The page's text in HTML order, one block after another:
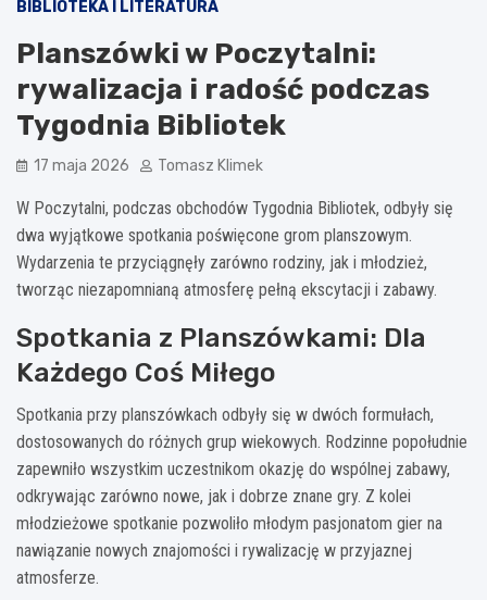
BIBLIOTEKA I LITERATURA
Planszówki w Poczytalni:
rywalizacja i radość podczas
Tygodnia Bibliotek
17 maja 2026 Tomasz Klimek
W Poczytalni, podczas obchodów Tygodnia Bibliotek, odbyły się
dwa wyjątkowe spotkania poświęcone grom planszowym.
Wydarzenia te przyciągnęły zarówno rodziny, jak i młodzież,
tworząc niezapomnianą atmosferę pełną ekscytacji i zabawy.
Spotkania z Planszówkami: Dla
Każdego Coś Miłego
Spotkania przy planszówkach odbyły się w dwóch formułach,
dostosowanych do różnych grup wiekowych. Rodzinne popołudnie
zapewniło wszystkim uczestnikom okazję do wspólnej zabawy,
odkrywając zarówno nowe, jak i dobrze znane gry. Z kolei
młodzieżowe spotkanie pozwoliło młodym pasjonatom gier na
nawiązanie nowych znajomości i rywalizację w przyjaznej
atmosferze.